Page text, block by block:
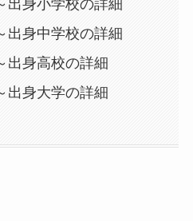
出身小学校の詳細
出身中学校の詳細
出身高校の詳細
出身大学の詳細